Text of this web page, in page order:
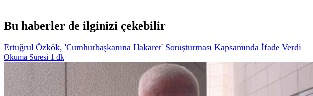
Bu haberler de ilginizi çekebilir
Ertuğrul Özkök, 'Cumhurbaşkanına Hakaret' Soruşturması Kapsamında İfade Verdi
Okuma Süresi 1 dk